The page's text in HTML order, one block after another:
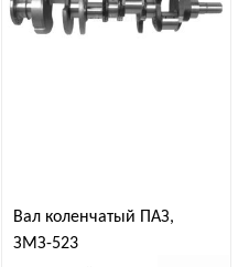
Вал коленчатый ПАЗ,
ЗМЗ-523